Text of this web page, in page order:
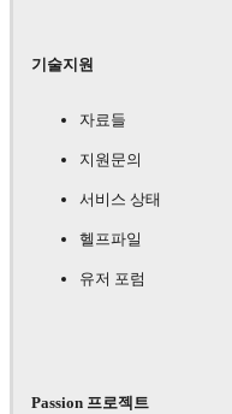
기술지원
자료들
지원문의
서비스 상태
헬프파일
유저 포럼
Passion 프로젝트